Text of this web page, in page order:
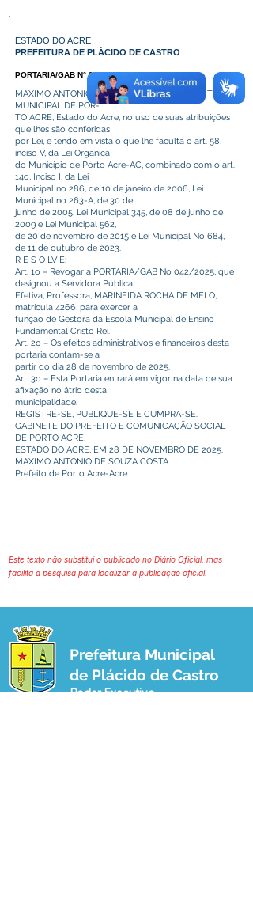
ESTADO DO ACRE
PREFEITURA DE PLÁCIDO DE CASTRO
PORTARIA/GAB N° 389/2025.
MAXIMO ANTONIO DE SOUZA COSTA – PREFEITO
MUNICIPAL DE POR-
TO ACRE, Estado do Acre, no uso de suas atribuições
que lhes são conferidas
por Lei, e tendo em vista o que lhe faculta o art. 58,
inciso V, da Lei Orgânica
do Município de Porto Acre-AC, combinado com o art.
14o, Inciso I, da Lei
Municipal no 286, de 10 de janeiro de 2006, Lei
Municipal no 263-A, de 30 de
junho de 2005, Lei Municipal 345, de 08 de junho de
2009 e Lei Municipal 562,
de 20 de novembro de 2015 e Lei Municipal No 684,
de 11 de outubro de 2023.
R E S O LV E:
Art. 1o – Revogar a PORTARIA/GAB No 042/2025, que
designou a Servidora Pública
Efetiva, Professora, MARINEIDA ROCHA DE MELO,
matrícula 4266, para exercer a
função de Gestora da Escola Municipal de Ensino
Fundamental Cristo Rei.
Art. 2o – Os efeitos administrativos e financeiros desta
portaria contam-se a
partir do dia 28 de novembro de 2025.
Art. 3o – Esta Portaria entrará em vigor na data de sua
afixação no átrio desta
municipalidade.
REGISTRE-SE, PUBLIQUE-SE E CUMPRA-SE.
GABINETE DO PREFEITO E COMUNICAÇÃO SOCIAL
DE PORTO ACRE,
ESTADO DO ACRE, EM 28 DE NOVEMBRO DE 2025.
MAXIMO ANTONIO DE SOUZA COSTA
Prefeito de Porto Acre-Acre
Este texto não substitui o publicado no Diário Oficial, mas
facilita a pesquisa para localizar a publicação oficial.
Prefeitura Municipal
de Plácido de Castro
Poder Executivo